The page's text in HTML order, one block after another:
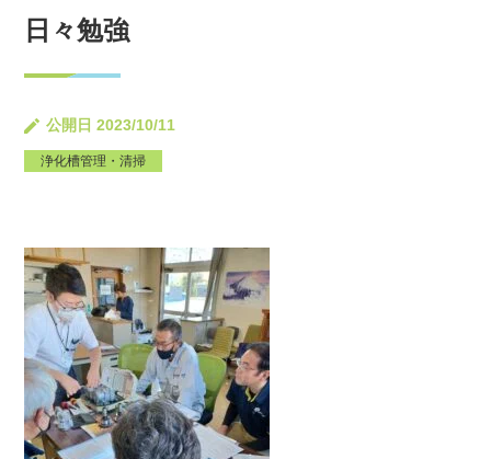
日々勉強
公開日 2023/10/11
浄化槽管理・清掃